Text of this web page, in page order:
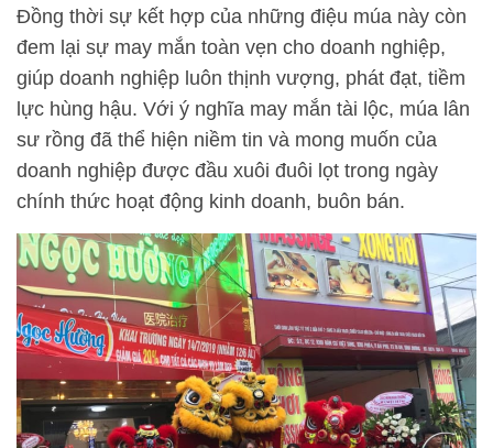
Đồng thời sự kết hợp của những điệu múa này còn
đem lại sự may mắn toàn vẹn cho doanh nghiệp,
giúp doanh nghiệp luôn thịnh vượng, phát đạt, tiềm
lực hùng hậu. Với ý nghĩa may mắn tài lộc, múa lân
sư rồng đã thể hiện niềm tin và mong muốn của
doanh nghiệp được đầu xuôi đuôi lọt trong ngày
chính thức hoạt động kinh doanh, buôn bán.